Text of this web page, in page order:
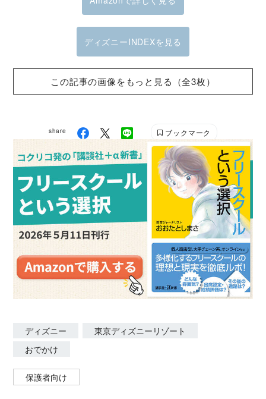
ディズニーINDEXを見る
この記事の画像をもっと見る（全3枚）
share ブックマーク
ディズニー
東京ディズニーリゾート
おでかけ
保護者向け